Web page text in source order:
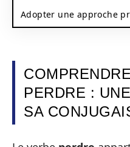
Adopter une approche
PERDRE :
SA